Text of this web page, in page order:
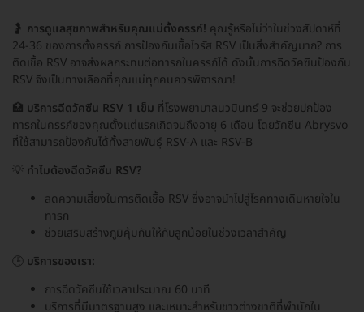
🤰 การดูแลสุขภาพสำหรับคุณแม่ตั้งครรภ์! คุณรู้หรือไม่ว่าในช่วงสัปดาห์ที่
24-36 ของการตั้งครรภ์ การป้องกันเชื้อไวรัส RSV เป็นสิ่งสำคัญมาก? การ
ติดเชื้อ RSV อาจส่งผลกระทบต่อทารกในครรภ์ได้ ดังนั้นการฉีดวัคซีนป้องกัน
RSV จึงเป็นทางเลือกที่คุณแม่ทุกคนควรพิจารณา!
🏥 บริการฉีดวัคซีน RSV 1 เข็ม ที่โรงพยาบาลนวมินทร์ 9 จะช่วยปกป้อง
ทารกในครรภ์ของคุณตั้งแต่แรกเกิดจนถึงอายุ 6 เดือน โดยวัคซีน Abrysvo
ที่ใช้สามารถป้องกันได้ทั้งสายพันธุ์ RSV-A และ RSV-B
💡 ทำไมต้องฉีดวัคซีน RSV?
ลดความเสี่ยงในการติดเชื้อ RSV ซึ่งอาจนำไปสู่โรคทางเดินหายใจใน
ทารก
ช่วยเสริมสร้างภูมิคุ้มกันให้กับลูกน้อยในช่วงเวลาสำคัญ
🕒 บริการของเรา:
การฉีดวัคซีนใช้เวลาประมาณ 60 นาที
บริการที่มีมาตรฐานสูง และเหมาะสำหรับชาวต่างชาติที่พำนักใน